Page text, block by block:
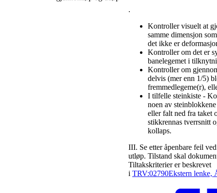
.
Kontroller visuelt at
samme dimensjon
det ikke er
Kontroller om det er
banelegemet i
Kontroller om
delvis (mer enn 1/5)
fremmedlegeme(r),
I tilfelle steinkiste -
noen av
eller falt ned fra taket
stikkrennas tverrsnitt
kollaps.
III. Se etter åpenbare feil
utløp. Tilstand skal
Tiltakskriterier er beskrevet
i TRV:02790Ekstern lenke,